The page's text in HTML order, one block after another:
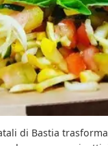
di Bastia